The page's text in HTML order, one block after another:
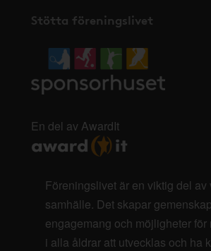
Stötta föreningslivet
En del av AwardIt
Föreningslivet är en viktig del av
samhälle. Det skapar
engagemang och möjligheter för
i alla åldrar att utvecklas och ha